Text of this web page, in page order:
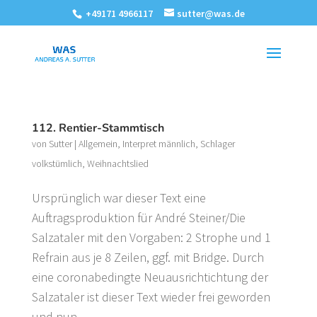
+49171 4966117 sutter@was.de
112. Rentier-Stammtisch
von Sutter| Allgemein, Interpret männlich, Schlager
volkstümlich, Weihnachtslied
Ursprünglich war dieser Text eine
Auftragsproduktion für André Steiner/Die
Salzataler mit den Vorgaben: 2 Strophe und 1
Refrain aus je 8 Zeilen, ggf. mit Bridge. Durch
eine coronabedingte Neuausrichtichtung der
Salzataler ist dieser Text wieder frei geworden